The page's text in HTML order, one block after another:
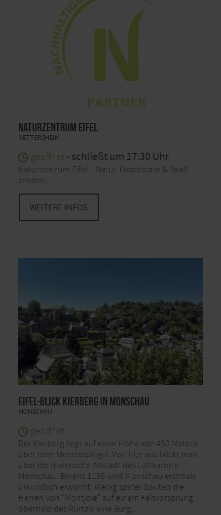
Naturzentrum Eifel
NETTERSHEIM
geöffnet - schließt um 17:30 Uhr
Naturzentrum Eifel – Natur, Geschichte & Spaß
erleben.
WEITERE INFOS
Eifel-Blick Kierberg in Monschau
MONSCHAU
geöffnet
Der Kierberg liegt auf einer Höhe von 450 Metern
über dem Meeresspiegel. Von hier aus blickt man
über die malerische Altstadt des Luftkurorts
Monschau. Bereits 1198 wird Monschau erstmals
urkundlich erwähnt. Wenig später bauten die
Herren von "Montjoie" auf einem Felsvorsprung
oberhalb des Rurtals eine Burg…